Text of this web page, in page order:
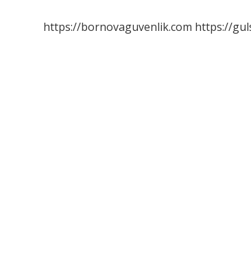
https://bornovaguvenlik.com https://